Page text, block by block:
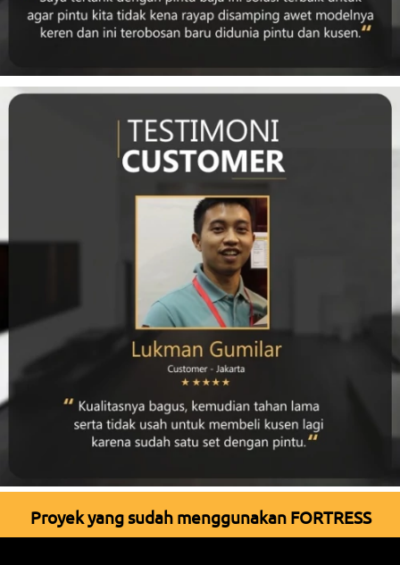
Proyek yang sudah menggunakan FORTRESS